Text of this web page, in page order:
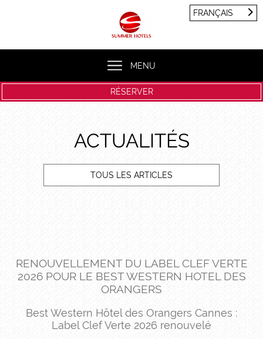
MENU
FRANÇAIS
RÉSERVER
ACTUALITÉS
TOUS LES ARTICLES
RENOUVELLEMENT DU LABEL CLEF VERTE
2026 POUR LE BEST WESTERN HOTEL DES
ORANGERS
Best Western Hôtel des Orangers Cannes :
Label Clef Verte 2026 renouvelé